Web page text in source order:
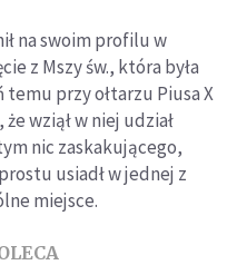
na swoim profilu w
z Mszy św., która była
przy ołtarzu Piusa X
wziął w niej udział
nic zaskakującego,
usiadł w jednej z
miejsce.